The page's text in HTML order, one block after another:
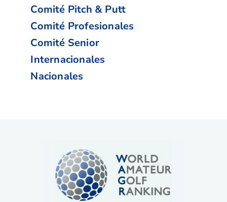
Comité Pitch & Putt
Comité Profesionales
Comité Senior
Internacionales
Nacionales